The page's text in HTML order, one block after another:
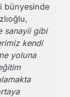
bünyesinde
sanayii gibi
kendi
yoluna